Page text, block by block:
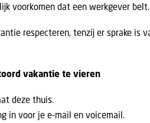
voorkomen dat een werkgever
respecteren, tenzij er sprake
vakantie te vieren
deze thuis.
in voor je e-mail en voicemail.